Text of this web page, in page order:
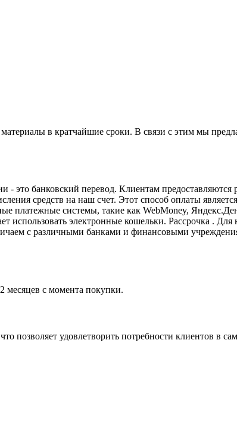
в кратчайшие сроки. В связи с этим мы
банковский перевод. Клиентам предоставляются
средств на наш счет. Этот способ оплаты
платежные системы, такие как WebMoney,
использовать электронные кошельки. Рассрочка .
с различными банками и финансовыми
месяцев с момента покупки.
удовлетворить потребности клиентов в